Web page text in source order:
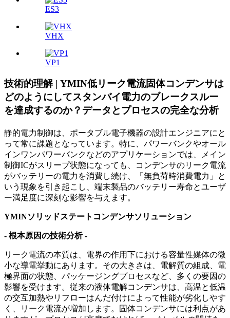
ES3
VHX
VP1
技術的理解 | YMIN低リーク電流固体コンデンサは
どのようにしてスタンバイ電力のブレークスルー
を達成するのか？データとプロセスの完全な分析
静的電力制御は、ポータブル電子機器の設計エンジニアにと
って常に課題となっています。特に、パワーバンクやオール
インワンパワーバンクなどのアプリケーションでは、メイン
制御ICがスリープ状態になっても、コンデンサのリーク電流
がバッテリーの電力を消費し続け、「無負荷時消費電力」と
いう現象を引き起こし、端末製品のバッテリー寿命とユーザ
ー満足度に深刻な影響を与えます。
YMINソリッドステートコンデンサソリューション
- 根本原因の技術分析 -
リーク電流の本質は、電界の作用下における容量性媒体の微
小な導電挙動にあります。その大きさは、電解質の組成、電
極界面の状態、パッケージングプロセスなど、多くの要因の
影響を受けます。従来の液体電解コンデンサは、高温と低温
の交互加熱やリフローはんだ付けによって性能が劣化しやす
く、リーク電流が増加します。固体コンデンサには利点があ